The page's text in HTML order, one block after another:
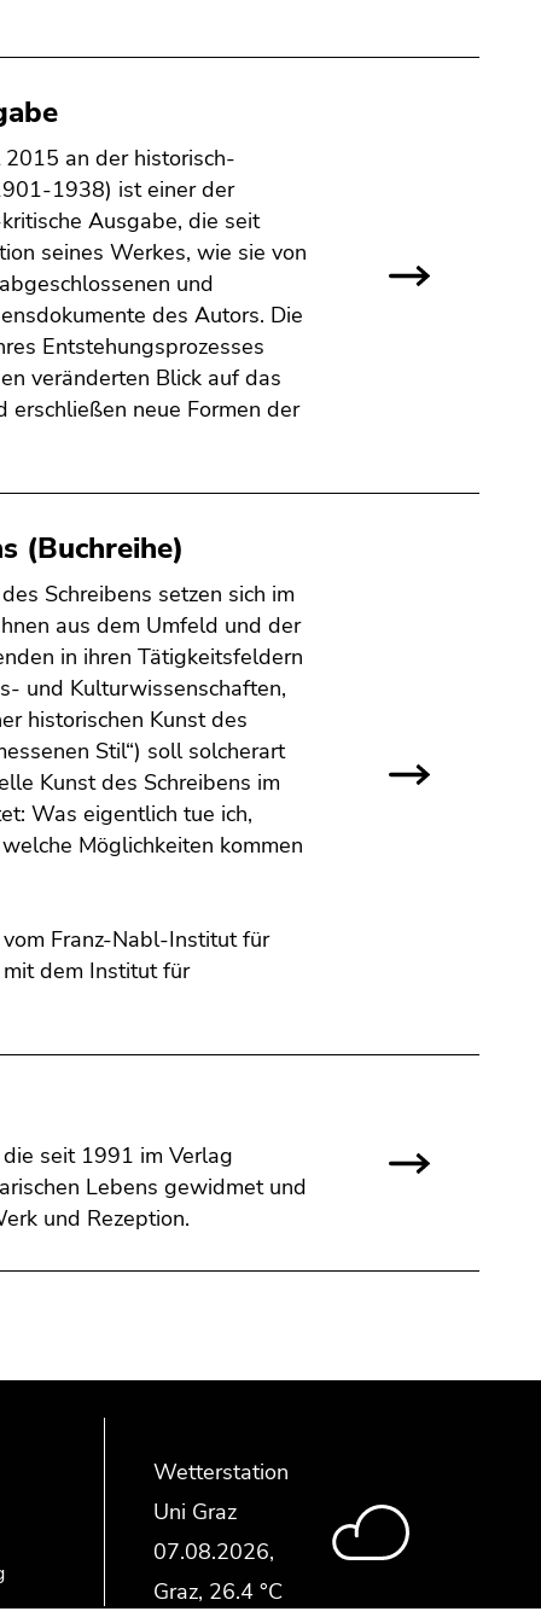
an der historisch-
1938) ist einer der
Ausgabe, die seit
seines Werkes, wie sie von
und
des Autors. Die
Entstehungsprozesses
veränderten Blick auf das
neue Formen der
(Buchreihe)
Schreibens setzen sich im
aus dem Umfeld und der
in ihren Tätigkeitsfeldern
und Kulturwissenschaften,
historischen Kunst des
Stil“) soll solcherart
Kunst des Schreibens im
Was eigentlich tue ich,
Möglichkeiten kommen
Franz-Nabl-Institut für
dem Institut für
seit 1991 im Verlag
Lebens gewidmet und
und Rezeption.
Wetterstation
Uni Graz